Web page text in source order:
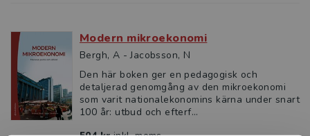
Modern mikroekonomi
Bergh, A - Jacobsson, N
Den här boken ger en pedagogisk och
detaljerad genomgång av den mikroekonomi
som varit nationalekonomins kärna under snart
100 år: utbud och efterf...